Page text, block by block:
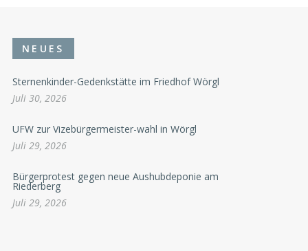
NEUES
Sternenkinder-Gedenkstätte im Friedhof Wörgl
Juli 30, 2026
UFW zur Vizebürgermeister-wahl in Wörgl
Juli 29, 2026
Bürgerprotest gegen neue Aushubdeponie am
Riederberg
Juli 29, 2026